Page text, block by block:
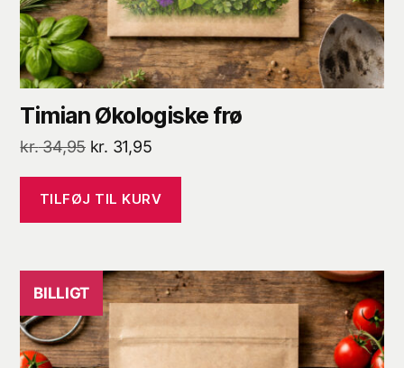
Timian Økologiske frø
kr.34,95 Den
pris
var:
kr. 31,95Den
pris
er:
TILFØJ TIL KURV
BILLIGT